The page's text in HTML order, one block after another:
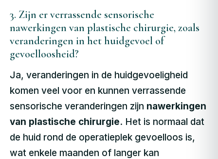
3. Zijn er verrassende sensorische
nawerkingen van plastische chirurgie, zoals
veranderingen in het huidgevoel of
gevoelloosheid?
Ja, veranderingen in de huidgevoeligheid
komen veel voor en kunnen verrassende
sensorische veranderingen zijn nawerkingen
van plastische chirurgie. Het is normaal dat
de huid rond de operatieplek gevoelloos is,
wat enkele maanden of langer kan